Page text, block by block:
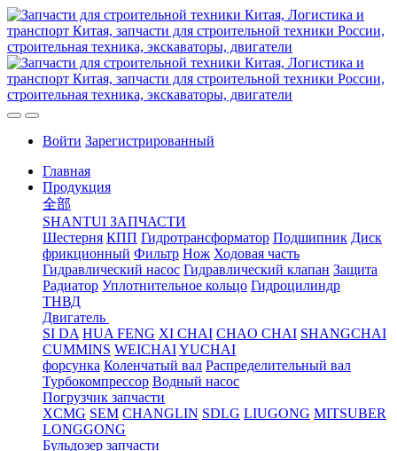
Войти Зарегистрированный
Главная
Продукция
全部
SHANTUI ЗАПЧАСТИ
Шестерня КПП Гидротрансформатор Подшипник Диск
фрикционный Фильтр Нож Ходовая часть
Гидравлический насос Гидравлический клапан Защита
Радиатор Уплотнительное кольцо Гидроцилиндр
ТНВД
Двигатель
SI DA HUA FENG XI CHAI CHAO CHAI SHANGCHAI
CUMMINS WEICHAIYUCHAI
форсунка Коленчатый вал Распределительный вал
Турбокомпрессор Водный насос
Погрузчик запчасти
XCMG SEM CHANGLIN SDLG LIUGONG MITSUBER
LONGGONG
Бульдозер запчасти